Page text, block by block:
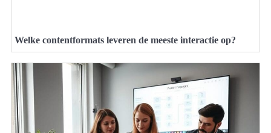
Welke contentformats leveren de meeste interactie op?